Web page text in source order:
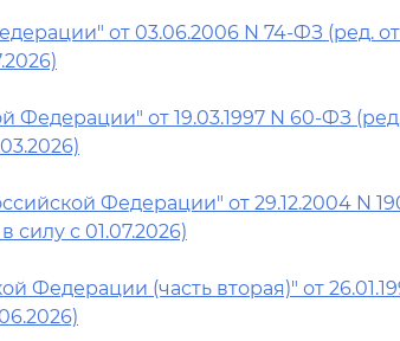
от 03.06.2006 N 74-ФЗ (ред. от
от 19.03.1997 N 60-ФЗ (ред.
Федерации" от 29.12.2004 N
силу с 01.07.2026)
Федерации (часть вторая)" от